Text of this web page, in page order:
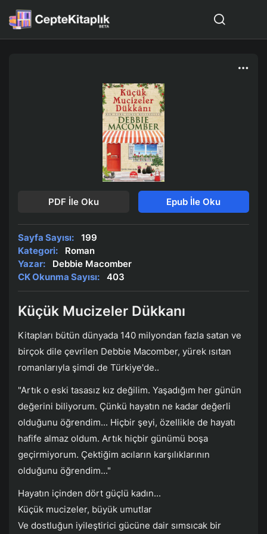
PDF İle Oku Epub İle Oku
Sayfa Sayısı:
199
Kategori:
Roman
Yazar:
Debbie Macomber
CK Okunma Sayısı:
403
Küçük Mucizeler Dükkanı
Kitapları bütün dünyada 140 milyondan fazla satan ve
birçok dile çevrilen Debbie Macomber, yürek ısıtan
romanlarıyla şimdi de Türkiye'de..
"Artık o eski tasasız kız değilim. Yaşadığım her günün
değerini biliyorum. Çünkü hayatın ne kadar değerli
olduğunu öğrendim... Hiçbir şeyi, özellikle de hayatı
hafife almaz oldum. Artık hiçbir günümü boşa
geçirmiyorum. Çektiğim acıların karşılıklarının
olduğunu öğrendim..."
Hayatın içinden dört güçlü kadın...
Küçük mucizeler, büyük umutlar
Ve dostluğun iyileştirici gücüne dair sımsıcak bir